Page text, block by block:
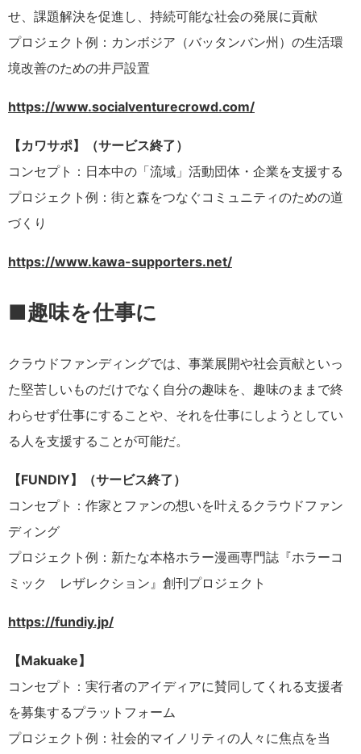
せ、課題解決を促進し、持続可能な社会の発展に貢献
プロジェクト例：カンボジア（バッタンバン州）の生活環
境改善のための井戸設置
https://www.socialventurecrowd.com/
【カワサポ】（サービス終了）
コンセプト：日本中の「流域」活動団体・企業を支援する
プロジェクト例：街と森をつなぐコミュニティのための道
づくり
https://www.kawa-supporters.net/
■趣味を仕事に
クラウドファンディングでは、事業展開や社会貢献といっ
た堅苦しいものだけでなく自分の趣味を、趣味のままで終
わらせず仕事にすることや、それを仕事にしようとしてい
る人を支援することが可能だ。
【FUNDIY】（サービス終了）
コンセプト：作家とファンの想いを叶えるクラウドファン
ディング
プロジェクト例：新たな本格ホラー漫画専門誌『ホラーコ
ミック レザレクション』創刊プロジェクト
https://fundiy.jp/
【Makuake】
コンセプト：実行者のアイディアに賛同してくれる支援者
を募集するプラットフォーム
プロジェクト例：社会的マイノリティの人々に焦点を当